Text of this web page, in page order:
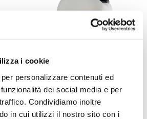
i cookie
personalizzare contenuti ed
dei social media e per
Condividiamo inoltre
in cui utilizzi il nostro sito con i
IDROSAL
MURATURE